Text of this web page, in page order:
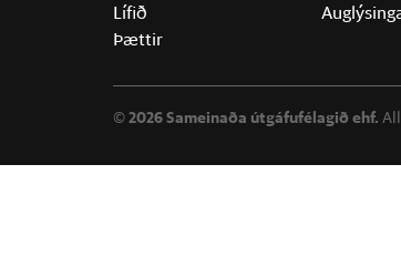
Lífið
Þættir
©2026 Sameinaða útgáfufélagið ehf.